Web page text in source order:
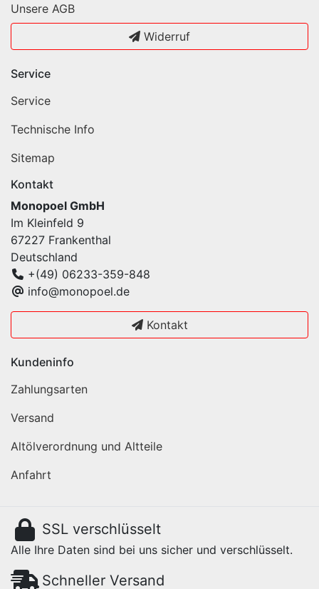
Unsere AGB
Widerruf
Service
Service
Technische Info
Sitemap
Kontakt
Monopoel GmbH
Im Kleinfeld 9
67227 Frankenthal
Deutschland
+(49) 06233-359-848
info@monopoel.de
Kontakt
Kundeninfo
Zahlungsarten
Versand
Altölverordnung und Altteile
Anfahrt
SSL verschlüsselt
Alle Ihre Daten sind bei uns sicher und verschlüsselt.
Schneller Versand